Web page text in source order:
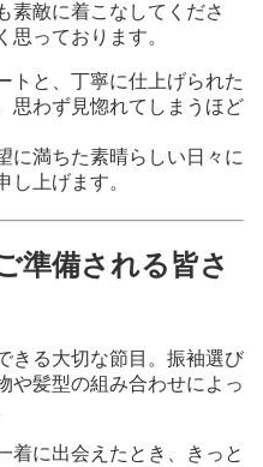
素敵に着こなしてくださ
思っております。
トと、丁寧に仕上げられた
思わず見惚れてしまうほど
に満ちた素晴らしい日々に
し上げます。
準備される皆さ
きる大切な節目。振袖選び
や髪型の組み合わせによっ
着に出会えたとき、きっと